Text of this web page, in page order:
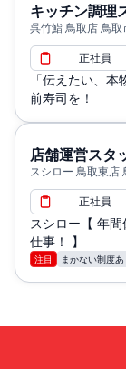
キッチン調理
呉竹鮨 鳥取店 鳥取
正社員
「伝えたい、
前寿司を！
店舗運営スタ
スシロー 鳥取東店
正社員
スシロー【 年
仕事！ 】
注目 まかない制度あ